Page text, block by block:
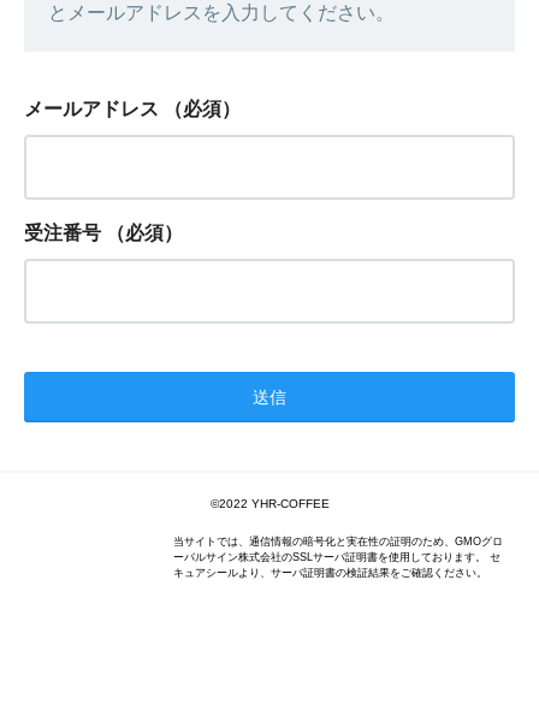
とメールアドレスを入力してください。
メールアドレス （必須）
受注番号 （必須）
©️2022 YHR-COFFEE
当サイトでは、通信情報の暗号化と実在性の証明のため、GMOグロ
ーバルサイン株式会社のSSLサーバ証明書を使用しております。 セ
キュアシールより、サーバ証明書の検証結果をご確認ください。